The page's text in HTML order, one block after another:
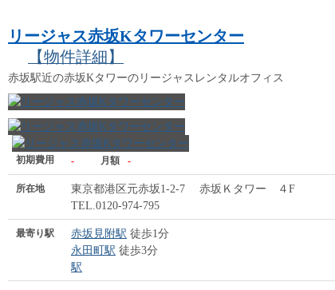
リージャス赤坂Kタワーセンター
【物件詳細】
赤坂駅近の赤坂Kタワーのリージャスレンタルオフィス
初期費用 - 月額 -
所在地
東京都港区元赤坂1-2-7 赤坂Ｋタワー ４F
TEL.0120-974-795
最寄り駅 赤坂見附駅 徒歩1分
永田町駅 徒歩3分
駅